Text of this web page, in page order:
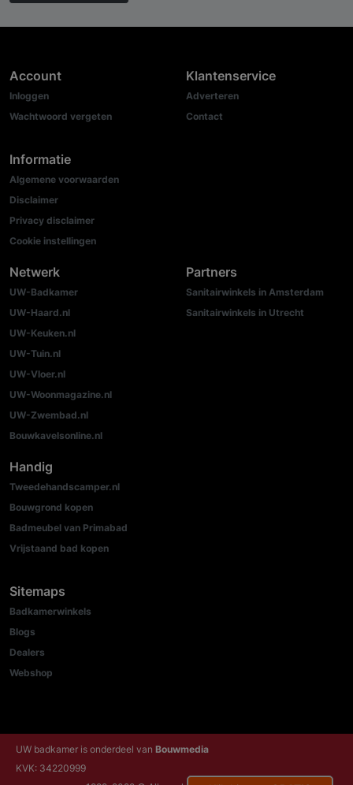
Account
Inloggen
Wachtwoord vergeten
Informatie
Algemene voorwaarden
Disclaimer
Privacy disclaimer
Cookie instellingen
Klantenservice
Adverteren
Contact
Netwerk
UW-Badkamer
UW-Haard.nl
UW-Keuken.nl
UW-Tuin.nl
UW-Vloer.nl
UW-Woonmagazine.nl
UW-Zwembad.nl
Bouwkavelsonline.nl
Partners
Sanitairwinkels in Amsterdam
Sanitairwinkels in Utrecht
Handig
Tweedehandscamper.nl
Bouwgrond kopen
Badmeubel van Primabad
Vrijstaand bad kopen
Sitemaps
Badkamerwinkels
Blogs
Dealers
Webshop
UW badkamer is onderdeel van Bouwmedia
KVK: 34220999